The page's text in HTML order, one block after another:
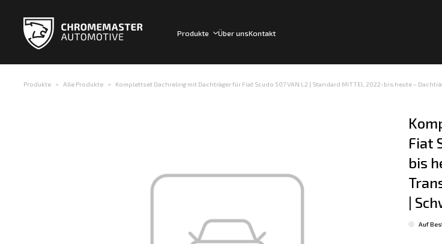
Produkte Über unsKontakt
Produkte Alle Produkte Komplettset Dachreling mit Dachträger für Fiat Scudo 507 VAN L2 | Standard MITTEL 2022-bis heute –
Fiat
bis
|
Auf